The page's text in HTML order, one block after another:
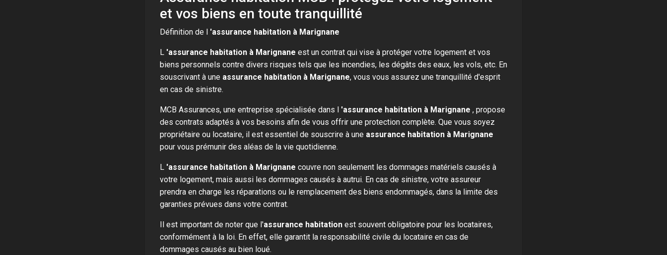
et vos biens en toute tranquillité
Définition de l 'assurance habitation à Marignane
L 'assurance habitation à Marignane est un contrat qui vise à protéger votre logement et vos
biens personnels contre divers risques tels que les incendies, les dégâts des eaux, les vols, etc. En
souscrivant à une assurance habitation à Marignane, vous vous assurez une tranquillité d'esprit
en cas de sinistre.
MCB Assurances, une entreprise spécialisée dans l 'assurance habitation à Marignane , propose
des contrats adaptés à vos besoins afin de vous offrir une protection complète. Que vous soyez
propriétaire ou locataire, il est essentiel de souscrire à une assurance habitation à Marignane
pour vous prémunir des aléas de la vie quotidienne.
L 'assurance habitation à Marignane couvre non seulement les dommages matériels causés à
votre logement, mais aussi les dommages causés à autrui. En cas de sinistre, votre assureur
prendra en charge les réparations ou le remplacement des biens endommagés, dans la limite des
garanties prévues dans votre contrat.
Il est important de noter que l'assurance habitation est souvent obligatoire pour les locataires,
conformément à la loi. En effet, elle garantit la responsabilité civile du locataire en cas de
dommages causés au bien loué.